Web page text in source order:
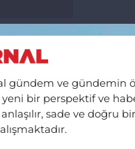
gündem ve gündemin
yeni bir perspektif ve
anlaşılır, sade ve doğru